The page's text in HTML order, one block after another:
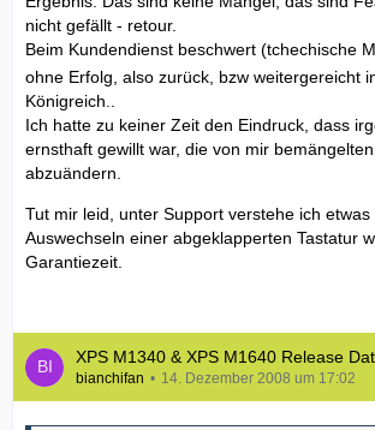
nicht gefällt - retour.
Beim Kundendienst beschwert (tchechische
ohne Erfolg, also zurück, bzw weitergereicht
Königreich..
Ich hatte zu keiner Zeit den Eindruck, dass
ernsthaft gewillt war, die von mir
abzuändern.
Tut mir leid, unter Support verstehe ich
Auswechseln einer abgeklapperten Tastatur
Garantiezeit.
XPS M1340 & XPS M1640 Release
bianchifan 14. Dezember 2008 um 17:02